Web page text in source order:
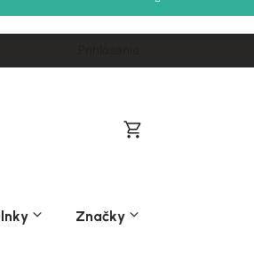
Nákupný
Značky